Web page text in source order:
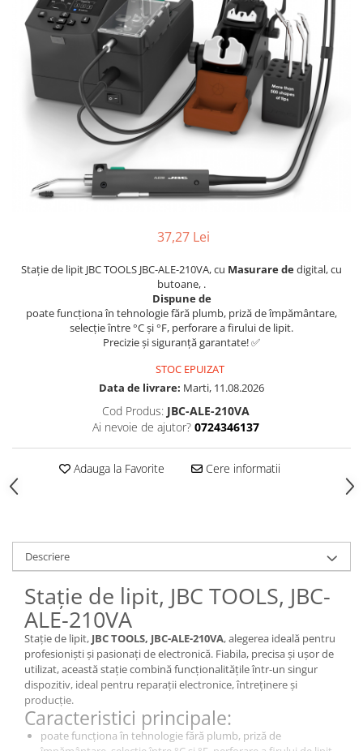
Osciloscoape AXIOMET
Osciloscoape B&K PRECISION
Osciloscoape FLUKE
Osciloscoape GW INSTEK
Osciloscoape HANTEK
Osciloscoape KEYSIGHT
Osciloscoape OWON
Osciloscoape Peaktech
Osciloscoape TELEDYNE LECROY
37,27 Lei
Stație de lipit JBC TOOLS JBC-ALE-210VA, cu Masurare dedigital, cu
butoane, .
Dispune de
poate funcționa în tehnologie fără plumb, priză de împământare,
selecție între °C și °F, perforare a firului de lipit.
Precizie și siguranță garantate! ✅
STOC EPUIZAT
Data de livrare: Marti, 11.08.2026
Cod Produs: JBC-ALE-210VA
Ai nevoie de ajutor? 0724346137
Adauga la Favorite Cere informatii
Descriere
Stație de lipit, JBC TOOLS, JBC-
ALE-210VA
Stație de lipit, JBC TOOLS, JBC-ALE-210VA, alegerea ideală pentru
profesioniști și pasionați de electronică. Fiabila, precisa și ușor de
utilizat, această stație combină funcționalitățile într-un singur
dispozitiv, ideal pentru reparații electronice, întreținere și
producție.
Caracteristici principale:
poate funcționa în tehnologie fără plumb, priză de